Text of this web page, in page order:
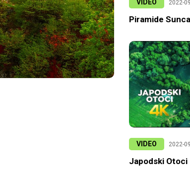
VIDEO 2022-
Piramide
VIDEO 2022-
Japodski Otoci